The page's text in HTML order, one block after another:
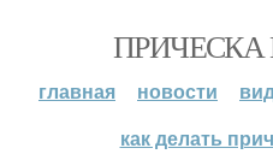
главная новости
как делать